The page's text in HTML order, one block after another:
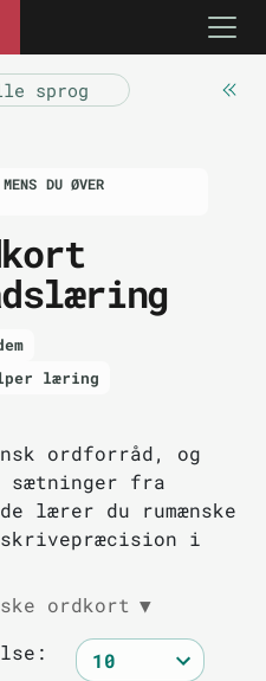
sprog
DU ØVER
læring
ordforråd, og
sætninger fra
lærer du rumænske
i
ordkort ▼